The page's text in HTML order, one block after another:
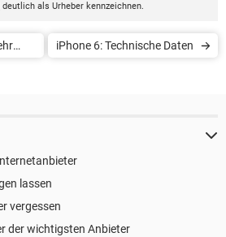
deutlich als Urheber kennzeichnen.
iPhone 6: Technische Daten
lassen
vergessen
der wichtigsten Anbieter